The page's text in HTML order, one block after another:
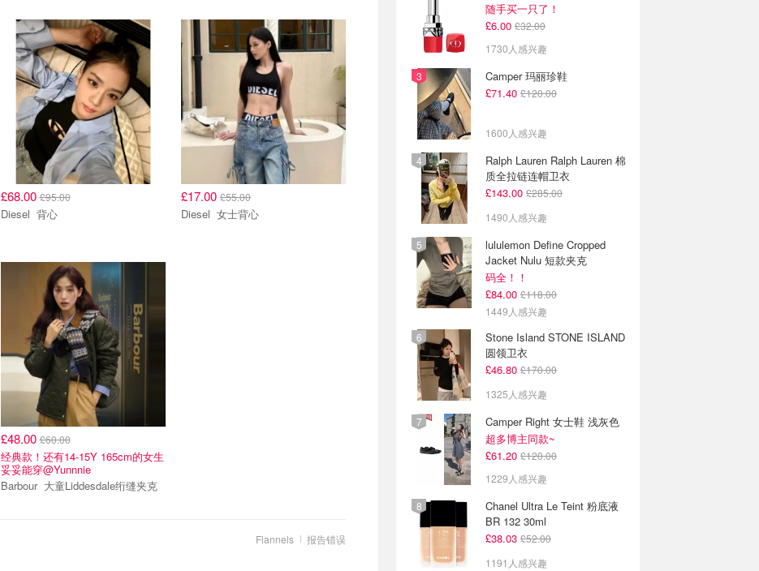
£68.00£95.00
Diesel 背心
£17.00 £55.00
Diesel 女士背心
£48.00£60.00
经典款！还有14-15Y 165cm的女生
妥妥能穿@Yunnnie
Barbour 大童Liddesdale绗缝夹克
报告错误
Flannels
随手买一只了！
£6.00 £32.00
1730人感兴趣
Camper 玛丽珍鞋
£71.40 £120.00
1600人感兴趣
Ralph Lauren Ralph Lauren 棉
质全拉链连帽卫衣
£143.00 £285.00
1490人感兴趣
lululemon Define Cropped
Jacket Nulu 短款夹克
码全！！
£84.00 £118.00
1449人感兴趣
Stone Island STONE ISLAND
圆领卫衣
£46.80 £170.00
1325人感兴趣
Camper Right 女士鞋 浅灰色
超多博主同款~
£61.20 £120.00
1229人感兴趣
Chanel Ultra Le Teint 粉底液
BR 132 30ml
£38.03 £52.00
1191人感兴趣